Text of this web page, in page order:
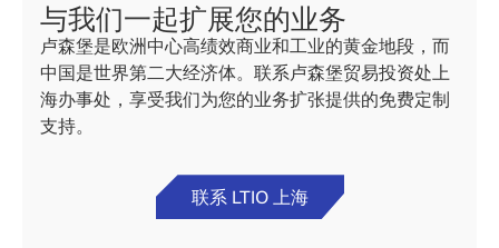
与我们一起扩展您的业务
卢森堡是欧洲中心高绩效商业和工业的黄金地段，而
中国是世界第二大经济体。联系卢森堡贸易投资处上
海办事处，享受我们为您的业务扩张提供的免费定制
支持。
联系 LTIO 上海